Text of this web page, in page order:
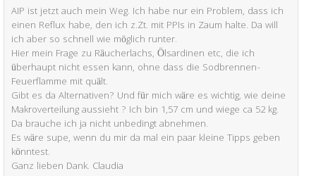
AIP ist jetzt auch mein Weg. Ich habe nur ein Problem, dass ich
einen Reflux habe, den ich z.Zt. mit PPIs in Zaum halte. Da will
ich aber so schnell wie möglich runter.
Hier mein Frage zu Räucherlachs, Ölsardinen etc, die ich
überhaupt nicht essen kann, ohne dass die Sodbrennen-
Feuerflamme mit quält.
Gibt es da Alternativen? Und für mich wäre es wichtig, wie deine
Makroverteilung aussieht ? Ich bin 1,57 cm und wiege ca 52 kg.
Da brauche ich ja nicht unbedingt abnehmen.
Es wäre supe, wenn du mir da mal ein paar kleine Tipps geben
könntest.
Ganz lieben Dank. Claudia